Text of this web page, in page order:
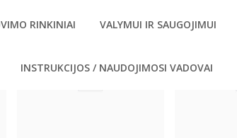
RINKINIAI VALYMUI IR SAUGOJIMUI
INSTRUKCIJOS / NAUDOJIMOSI VADOVAI